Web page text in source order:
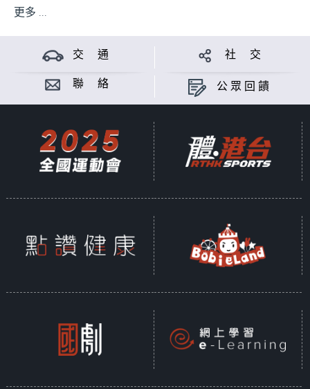
更多 ...
交 通 社 交
聯 絡 公眾回饋